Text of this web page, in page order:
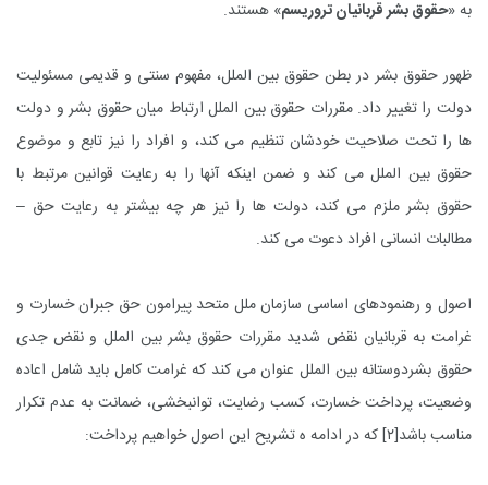
به «حقوق بشر قربانیان تروریسم» هستند.
ظهور حقوق بشر در بطن حقوق بین الملل، مفهوم سنتی و قدیمی مسئولیت
دولت را تغییر داد. مقررات حقوق بین الملل ارتباط میان حقوق بشر و دولت
ها را تحت صلاحیت خودشان تنظیم می کند، و افراد را نیز تابع و موضوع
حقوق بین الملل می کند و ضمن اینکه آنها را به رعایت قوانین مرتبط با
حقوق بشر ملزم می کند، دولت ها را نیز هر چه بیشتر به رعایت حق –
مطالبات انسانی افراد دعوت می کند.
اصول و رهنمودهای اساسی سازمان ملل متحد پیرامون حق جبران خسارت و
غرامت به قربانیان نقض شدید مقررات حقوق بشر بین الملل و نقض جدی
حقوق بشردوستانه بین الملل عنوان می کند که غرامت کامل باید شامل اعاده
وضعیت، پرداخت خسارت، کسب رضایت، توانبخشی، ضمانت به عدم تکرار
مناسب باشد[۲]که در ادامه ه تشریح این اصول خواهیم پرداخت: